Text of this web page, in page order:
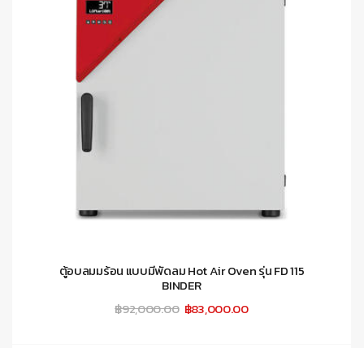
ตู้อบลมมร้อน แบบมีพัดลม Hot Air Oven รุ่น FD 115
BINDER
฿92,000.00 Original
price
฿83,000.00Current